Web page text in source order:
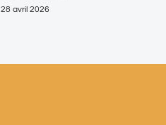
28 avril 2026